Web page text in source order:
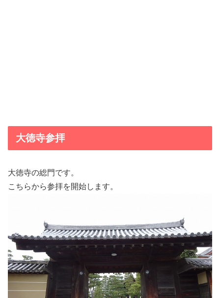
大徳寺参拝
大徳寺の総門です。
こちらから参拝を開始します。